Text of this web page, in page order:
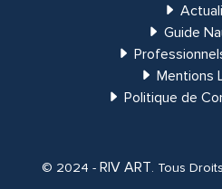
Guide
Mentions
Politique de
© 2024 -RIV ART. Tous